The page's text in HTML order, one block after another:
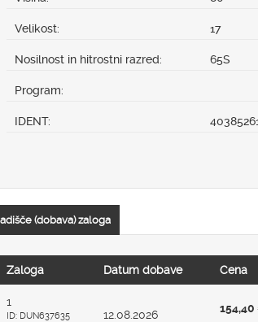
Velikost: 17
Nosilnost in hitrostni razred: 65S
Program:
IDENT:
(dobava) zaloga
Zaloga Datum dobave Cena
1
ID: DUN637635 12.08.2026